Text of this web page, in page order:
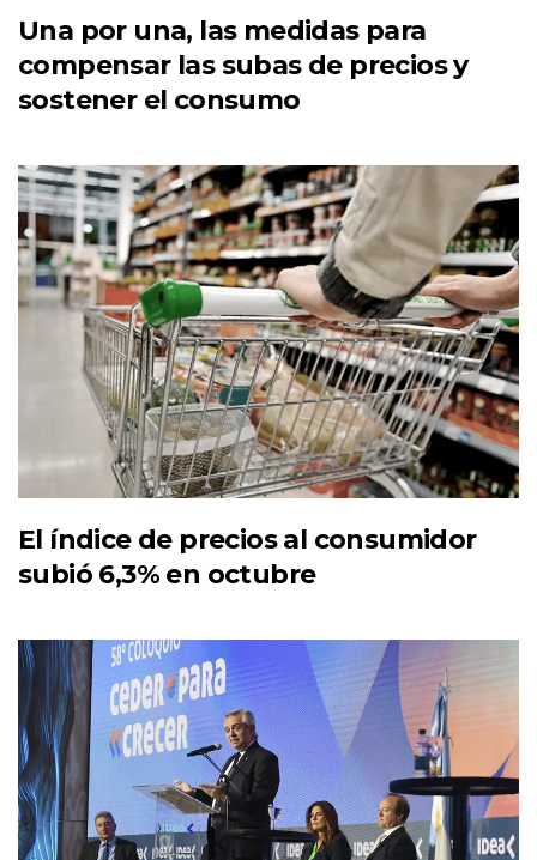
Una por una, las medidas para
compensar las subas de precios y
sostener el consumo
El índice de precios al consumidor
subió 6,3% en octubre